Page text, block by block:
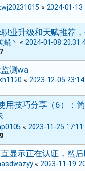
« 2024-01-13
业升级和天赋推荐，
錵丶 « 2024-01-08
测wa
lkh1120 « 2023-12-05
用技巧分享（6）：
« 2023-11-25
显示正在认证，然
« 2023-11-19